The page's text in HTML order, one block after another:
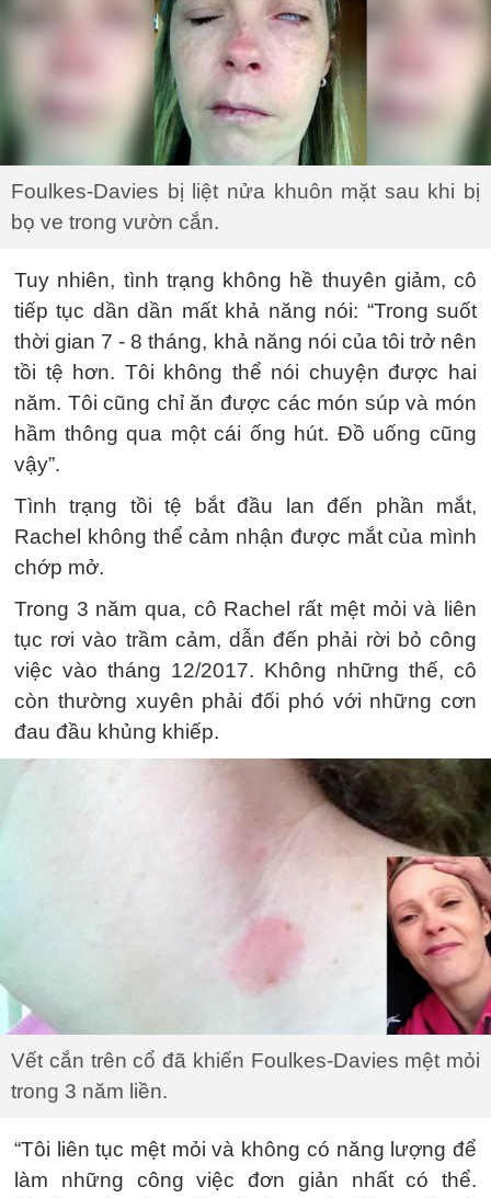
Foulkes-Davies bị liệt nửa khuôn mặt sau khi bị
bọ ve trong vườn cắn.
Tuy nhiên, tình trạng không hề thuyên giảm, cô
tiếp tục dần dần mất khả năng nói: “Trong suốt
thời gian 7 - 8 tháng, khả năng nói của tôi trở nên
tồi tệ hơn. Tôi không thể nói chuyện được hai
năm. Tôi cũng chỉ ăn được các món súp và món
hầm thông qua một cái ống hút. Đồ uống cũng
vậy”.
Tình trạng tồi tệ bắt đầu lan đến phần mắt,
Rachel không thể cảm nhận được mắt của mình
chớp mở.
Trong 3 năm qua, cô Rachel rất mệt mỏi và liên
tục rơi vào trầm cảm, dẫn đến phải rời bỏ công
việc vào tháng 12/2017. Không những thế, cô
còn thường xuyên phải đối phó với những cơn
đau đầu khủng khiếp.
Vết cắn trên cổ đã khiến Foulkes-Davies mệt mỏi
trong 3 năm liền.
“Tôi liên tục mệt mỏi và không có năng lượng để
làm những công việc đơn giản nhất có thể.